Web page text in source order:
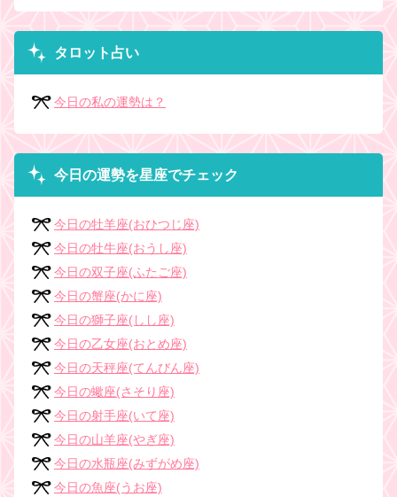
タロット占い
今日の私の運勢は？
今日の運勢を星座でチェック
今日の牡羊座(おひつじ座)
今日の牡牛座(おうし座)
今日の双子座(ふたご座)
今日の蟹座(かに座)
今日の獅子座(しし座)
今日の乙女座(おとめ座)
今日の天秤座(てんびん座)
今日の蠍座(さそり座)
今日の射手座(いて座)
今日の山羊座(やぎ座)
今日の水瓶座(みずがめ座)
今日の魚座(うお座)